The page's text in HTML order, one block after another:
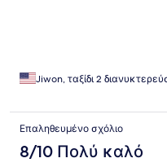
Jiwon, ταξίδι 2
Επαληθευμένο σχόλιο
8/10 Πολύ καλό